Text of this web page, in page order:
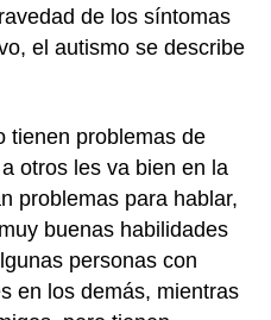
de los síntomas
el autismo se describe
tienen problemas de
otros les va bien en la
problemas para hablar,
buenas habilidades
personas con
en los demás, mientras